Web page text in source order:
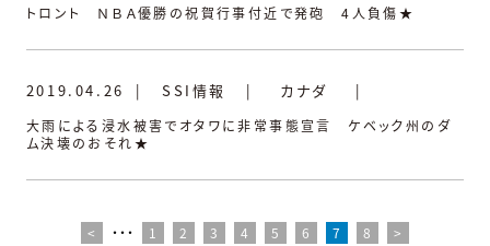
トロント ＮＢＡ優勝の祝賀行事付近で発砲 4人負傷★
2019.04.26 | SSI情報 | カナダ |
大雨による浸水被害でオタワに非常事態宣言 ケベック州のダ
ム決壊のおそれ★
< ・・・ 1 2 3 4 5 6 7 8 >